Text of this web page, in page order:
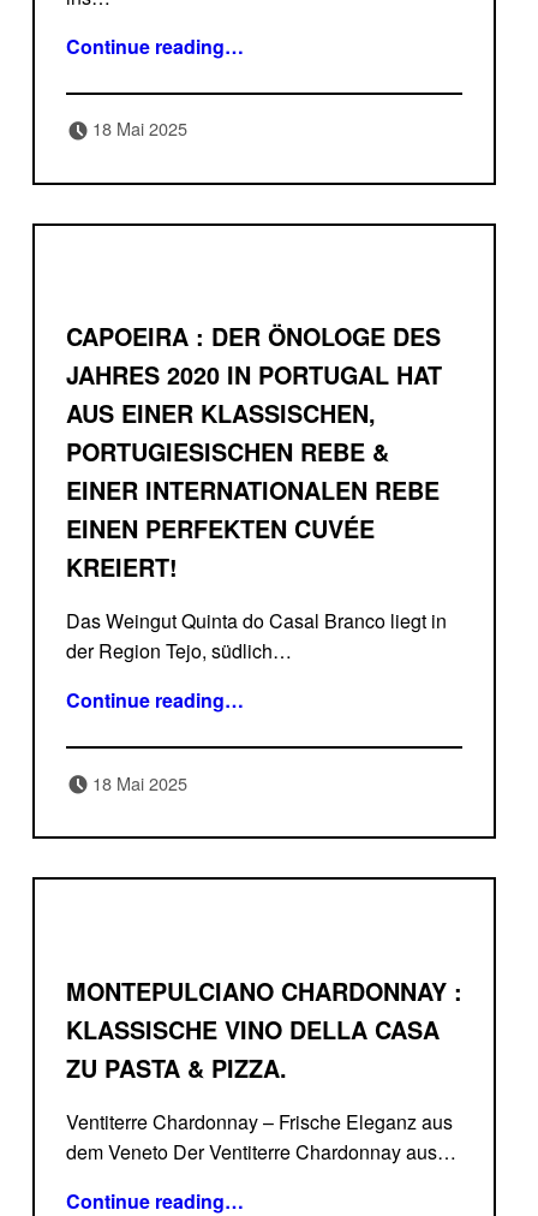
Continue reading“Rosé frizzante Valpantena : 1 toller Frizzate aus Valpolicella mit einer Erdbeernote aber trotzdem trocken & säurearm !”
…
18 Mai 2025
CAPOEIRA : DER ÖNOLOGE DES
JAHRES 2020 IN PORTUGAL HAT
AUS EINER KLASSISCHEN,
PORTUGIESISCHEN REBE &
EINER INTERNATIONALEN REBE
EINEN PERFEKTEN CUVÉE
KREIERT!
Das Weingut Quinta do Casal Branco liegt in
der Region Tejo, südlich…
Continue reading“Capoeira : Der Önologe des Jahres 2020 in Portugal hat aus einer klassischen, portugiesischen Rebe & einer internationalen Rebe einen perfekten Cuvée kreiert!”
…
18 Mai 2025
MONTEPULCIANO CHARDONNAY :
KLASSISCHE VINO DELLA CASA
ZU PASTA & PIZZA.
Ventiterre Chardonnay – Frische Eleganz aus
dem Veneto Der Ventiterre Chardonnay aus…
Continue reading“Montepulciano Chardonnay : Klassische Vino della Casa zu Pasta & Pizza.”
…